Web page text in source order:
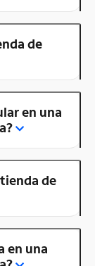
de
en una
de
en una